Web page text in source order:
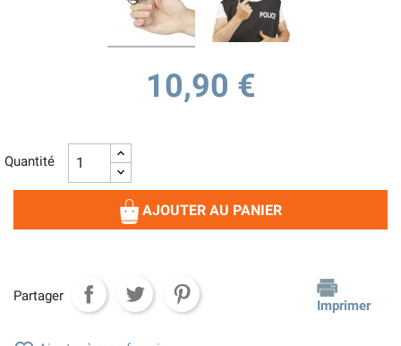
10,90 €
Quantité
AJOUTER AU PANIER
Partager
Imprimer